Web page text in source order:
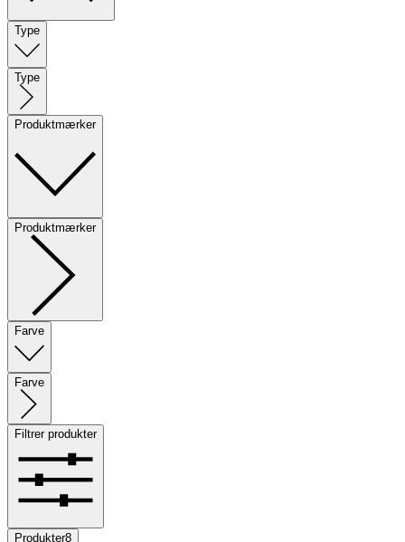
Type
Type
Produktmærker
Produktmærker
Farve
Farve
Filtrer produkter
Produkter8